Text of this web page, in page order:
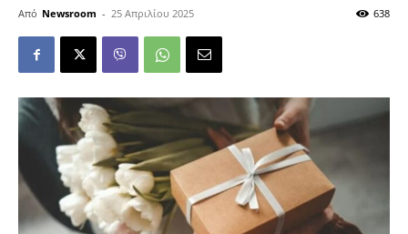
Από Newsroom - 25 Απριλίου 2025 638